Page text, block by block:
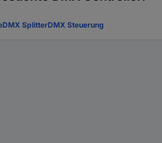
DMX SplitterDMX Steuerung